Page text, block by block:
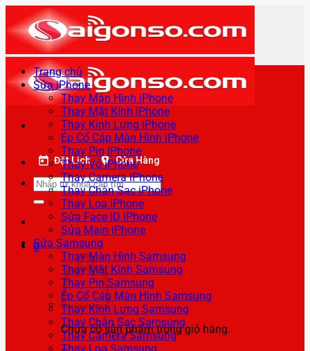
qua
nội
dung
Đặt Lịch Cửa Hàng
Tìm
kiếm:
0
Chưa có sản phẩm trong giỏ hàng.
Trang chủ
Sửa iPhone
Thay Màn Hình iPhone
Thay Mặt Kính iPhone
Thay Kính Lưng iPhone
Ép Cổ Cáp Màn Hình iPhone
Thay Pin iPhone
Thay Vỏ iPhone
Thay Camera iPhone
Thay Chân Sạc iPhone
Thay Loa iPhone
Sửa Face ID iPhone
Sửa Main iPhone
Sửa Samsung
Thay Màn Hình Samsung
Thay Mặt Kính Samsung
Thay Pin Samsung
Ép Cổ Cáp Màn Hình Samsung
Thay Kính Lưng Samsung
Thay Chân Sạc Samsung
Thay Camera Samsung